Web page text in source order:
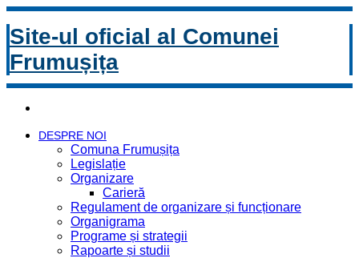
Site-ul oficial al Comunei
Frumușița
DESPRE NOI
Comuna Frumușița
Legislație
Organizare
Carieră
Regulament de organizare și funcționare
Organigrama
Programe și strategii
Rapoarte și studii